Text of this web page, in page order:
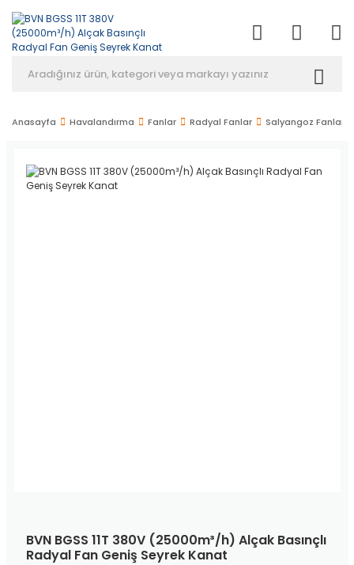
Anasayfa Havalandırma Fanlar Radyal Fanlar Salyangoz Fanlar
BVN BGSS 11T 380V (25000m³/h) Alçak Basınçlı
Radyal Fan Geniş Seyrek Kanat